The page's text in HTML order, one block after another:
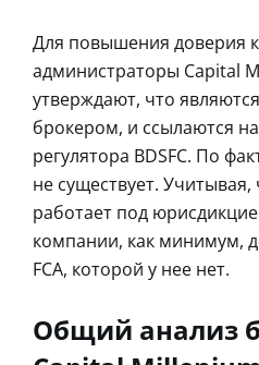
Для повышения доверия
администраторы Capital
утверждают, что
брокером, и ссылаются
регулятора BDSFC. По
не существует. Учитывая,
работает под
компании, как минимум,
FCA, которой у нее нет.
Общий анализ